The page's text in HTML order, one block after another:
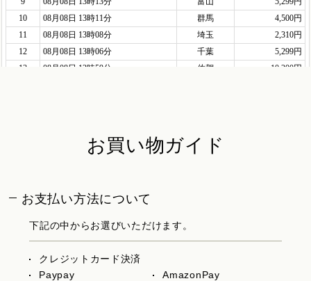
お買い物ガイド
お支払い方法について
下記の中からお選びいただけます。
クレジットカード決済
Paypay
AmazonPay